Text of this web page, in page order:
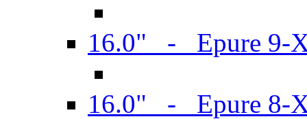
16.0" - Epure 9-
16.0" - Epure 8-